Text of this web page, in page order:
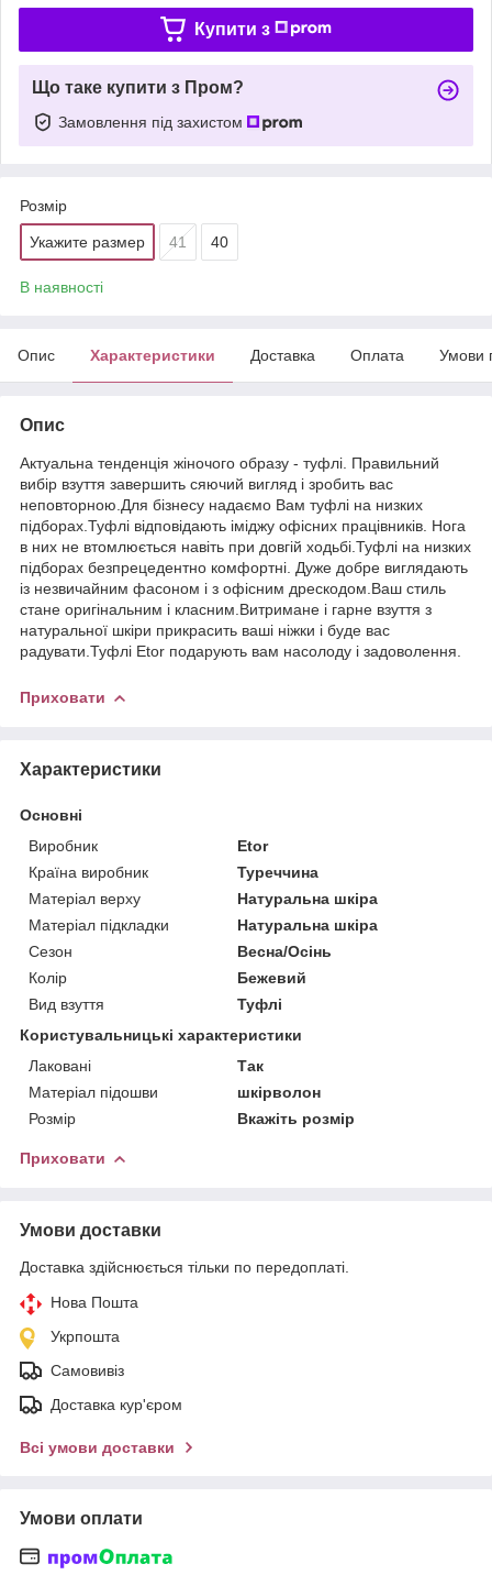
Купити з
Що таке купити з Пром?
Замовлення під захистом
Розмір
Укажите размер 41 40
В наявності
Опис Характеристики Доставка Оплата Умови
Опис
Актуальна тенденція жіночого образу - туфлі. Правильний
вибір взуття завершить сяючий вигляд і зробить вас
неповторною.Для бізнесу надаємо Вам туфлі на низких
підборах.Туфлі відповідають іміджу офісних працівників. Нога
в них не втомлюється навіть при довгій ходьбі.Туфлі на низких
підборах безпрецедентно комфортні. Дуже добре виглядають
із незвичайним фасоном і з офісним дрескодом.Ваш стиль
стане оригінальним і класним.Витримане і гарне взуття з
натуральної шкіри прикрасить ваші ніжки і буде вас
радувати.Туфлі Etor подарують вам насолоду і задоволення.
Приховати
Характеристики
Основні
Виробник
Etor
Країна виробник
Туреччина
Матеріал верху
Натуральна шкіра
Матеріал підкладки
Натуральна шкіра
Сезон
Весна/Осінь
Колір
Бежевий
Вид взуття
Туфлі
Користувальницькі характеристики
Лаковані
Так
Матеріал підошви
шкірволон
Розмір
Вкажіть розмір
Приховати
Умови доставки
Доставка здійснюється тільки по передоплаті.
Нова Пошта
Укрпошта
Самовивіз
Доставка кур'єром
Всі умови доставки
Умови оплати